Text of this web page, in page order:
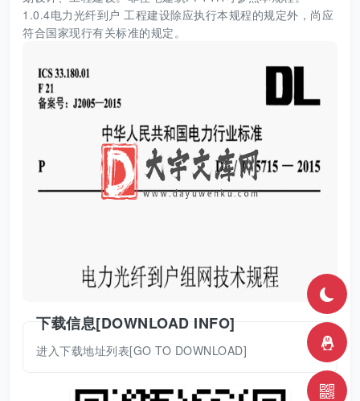
1.0.4电力光纤到户 工程建设除应执行本规程的规定外，尚应
符合国家现行有关标准的规定。
下载信息[DOWNLOAD INFO]
进入下载地址列表[GO TO DOWNLOAD]